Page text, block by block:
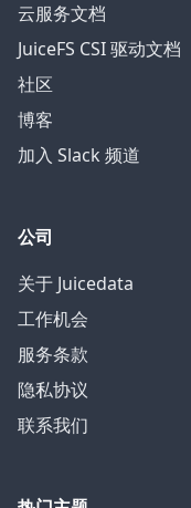
云服务文档
JuiceFS CSI 驱动文档
社区
博客
加入 Slack 频道
公司
关于 Juicedata
工作机会
服务条款
隐私协议
联系我们